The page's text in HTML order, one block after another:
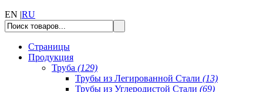
EN |RU
Страницы
Продукция
Труба (129)
Трубы из Легированной Стали (13)
Трубы из Углеродистой Стали (69)